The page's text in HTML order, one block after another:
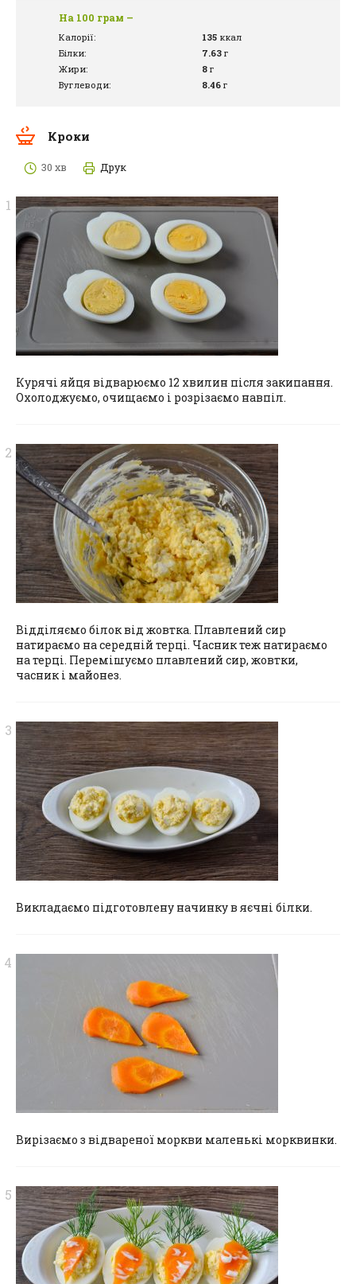
На 100 грам –
Калорії: 135 ккал
Білки:
7.63 г
Жири:
8 г
Вуглеводи:
8.46 г
Кроки
30 хв Друк
Курячі яйця відварюємо 12 хвилин після закипання.
Охолоджуємо, очищаємо і розрізаємо навпіл.
Відділяємо білок від жовтка. Плавлений сир
натираємо на середній терці. Часник теж натираємо
на терці. Перемішуємо плавлений сир, жовтки,
часник і майонез.
Викладаємо підготовлену начинку в яєчні білки.
Вирізаємо з відвареної моркви маленькі морквинки.